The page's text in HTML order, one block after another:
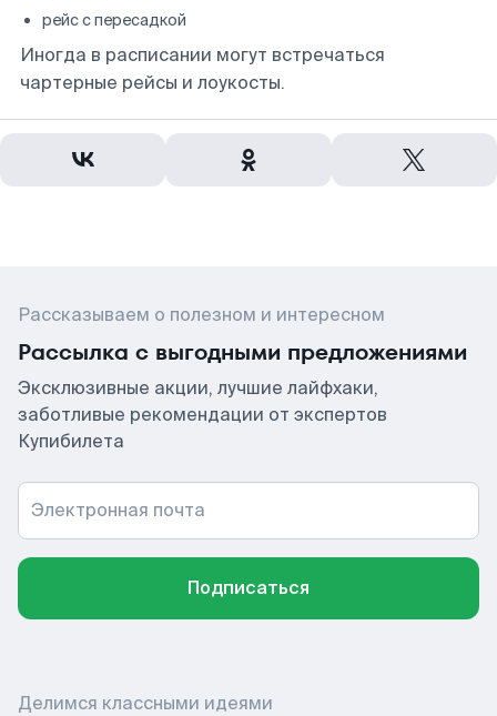
рейс с пересадкой
Иногда в расписании могут встречаться
чартерные рейсы и лоукосты.
Рассказываем о полезном и интересном
Рассылка с выгодными предложениями
Эксклюзивные акции, лучшие лайфхаки,
заботливые рекомендации от экспертов
Купибилета
Электронная почта
Подписаться
Делимся классными идеями